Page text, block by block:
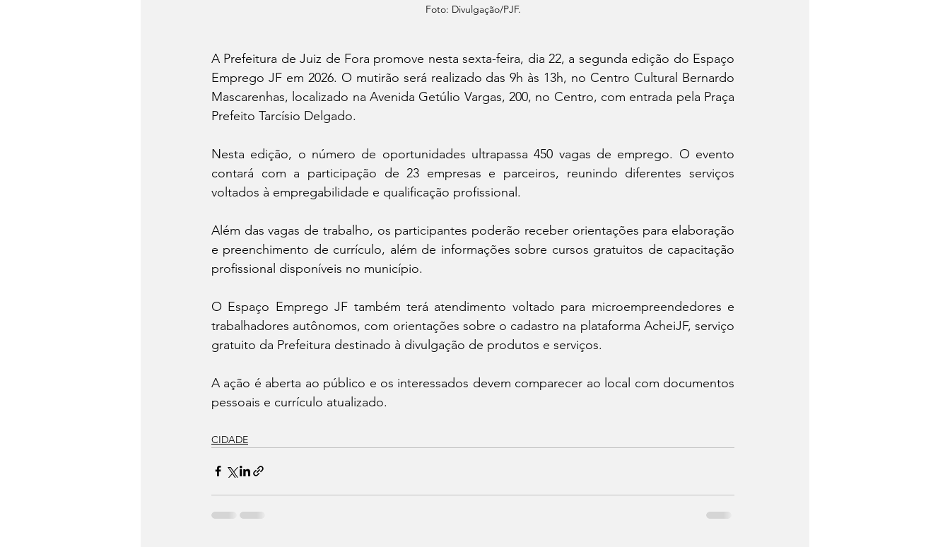
Foto: Divulgação/PJF.
A Prefeitura de Juiz de Fora promove nesta sexta-feira, dia 22, a segunda edição do Espaço
Emprego JF em 2026. O mutirão será realizado das 9h às 13h, no Centro Cultural Bernardo
Mascarenhas, localizado na Avenida Getúlio Vargas, 200, no Centro, com entrada pela Praça
Prefeito Tarcísio Delgado.
Nesta edição, o número de oportunidades ultrapassa 450 vagas de emprego. O evento
contará com a participação de 23 empresas e parceiros, reunindo diferentes serviços
voltados à empregabilidade e qualificação profissional.
Além das vagas de trabalho, os participantes poderão receber orientações para elaboração
e preenchimento de currículo, além de informações sobre cursos gratuitos de capacitação
profissional disponíveis no município.
O Espaço Emprego JF também terá atendimento voltado para microempreendedores e
trabalhadores autônomos, com orientações sobre o cadastro na plataforma AcheiJF, serviço
gratuito da Prefeitura destinado à divulgação de produtos e serviços.
A ação é aberta ao público e os interessados devem comparecer ao local com documentos
pessoais e currículo atualizado.
CIDADE